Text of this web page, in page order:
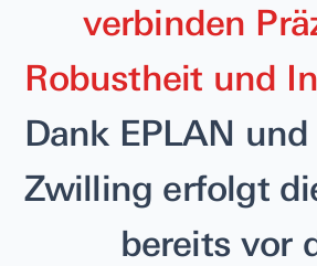
verbinden
Robustheit und
Dank EPLAN
Zwilling erfolgt
bereits vor